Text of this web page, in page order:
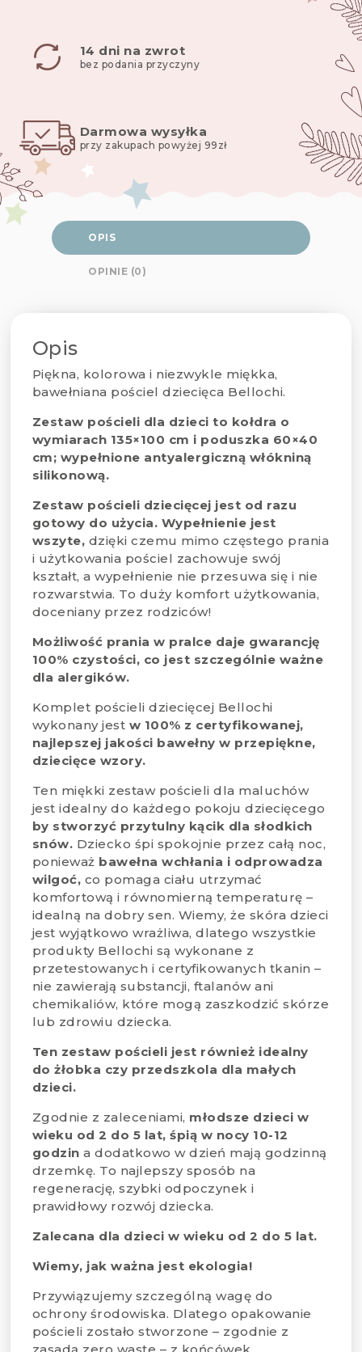
star
copse
14 dni na zwrot
bez podania przyczyny
Darmowa wysyłka
przy zakupach powyżej 99zł
OPIS
OPINIE (0)
Opis
Piękna, kolorowa i niezwykle miękka,
bawełniana pościel dziecięca Bellochi.
Zestaw pościeli dla dzieci to kołdra o
wymiarach 135×100 cm i poduszka 60×40
cm; wypełnione antyalergiczną włókniną
silikonową.
Zestaw pościeli dziecięcej jest od razu
gotowy do użycia. Wypełnienie jest
wszyte, dzięki czemu mimo częstego prania
i użytkowania pościel zachowuje swój
kształt, a wypełnienie nie przesuwa się i nie
rozwarstwia. To duży komfort użytkowania,
doceniany przez rodziców!
Możliwość prania w pralce daje gwarancję
100% czystości, co jest szczególnie ważne
dla alergików.
Komplet pościeli dziecięcej Bellochi
wykonany jest w 100% z certyfikowanej,
najlepszej jakości bawełny w przepiękne,
dziecięce wzory.
Ten miękki zestaw pościeli dla maluchów
jest idealny do każdego pokoju dziecięcego
by stworzyć przytulny kącik dla słodkich
snów. Dziecko śpi spokojnie przez całą noc,
ponieważ bawełna wchłania i odprowadza
wilgoć, co pomaga ciału utrzymać
komfortową i równomierną temperaturę –
idealną na dobry sen. Wiemy, że skóra dzieci
jest wyjątkowo wrażliwa, dlatego wszystkie
produkty Bellochi są wykonane z
przetestowanych i certyfikowanych tkanin –
nie zawierają substancji, ftalanów ani
chemikaliów, które mogą zaszkodzić skórze
lub zdrowiu dziecka.
Ten zestaw pościeli jest również idealny
do żłobka czy przedszkola dla małych
dzieci.
Zgodnie z zaleceniami, młodsze dzieci w
wieku od 2 do 5 lat, śpią w nocy 10-12
godzin a dodatkowo w dzień mają godzinną
drzemkę. To najlepszy sposób na
regenerację, szybki odpoczynek i
prawidłowy rozwój dziecka.
Zalecana dla dzieci w wieku od 2 do 5 lat.
Wiemy, jak ważna jest ekologia!
Przywiązujemy szczególną wagę do
ochrony środowiska. Dlatego opakowanie
pościeli zostało stworzone – zgodnie z